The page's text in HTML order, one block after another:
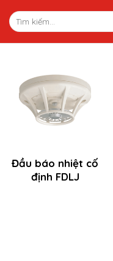
Đầu báo nhiệt cố
định FDLJ